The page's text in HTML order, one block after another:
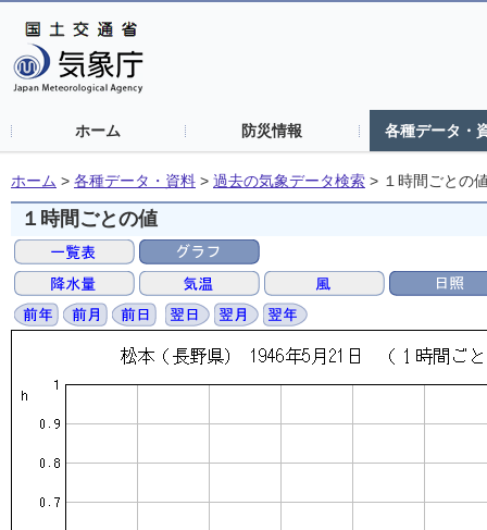
ホーム 防災情報 各種データ・
ホーム > 各種データ・資料 > 過去の気象データ検索 > １時間ごとの
１時間ごとの値